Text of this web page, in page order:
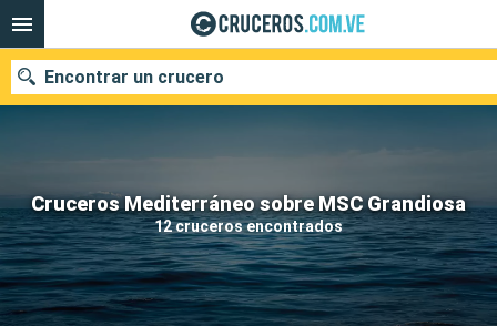
Cruceros Mediterráneo sobre MSC Grandiosa
12 cruceros encontrados
Encontrar un crucero
Nuestros destinos
Fecha de salida
Puertos Compañías